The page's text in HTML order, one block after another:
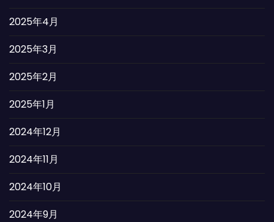
2025年4月
2025年3月
2025年2月
2025年1月
2024年12月
2024年11月
2024年10月
2024年9月